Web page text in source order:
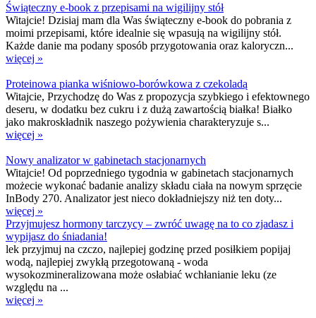
Świąteczny e-book z przepisami na wigilijny stół
Witajcie! Dzisiaj mam dla Was świąteczny e-book do pobrania z
moimi przepisami, które idealnie się wpasują na wigilijny stół.
Każde danie ma podany sposób przygotowania oraz kaloryczn...
więcej »
Proteinowa pianka wiśniowo-borówkowa z czekoladą
Witajcie, Przychodzę do Was z propozycja szybkiego i efektownego
deseru, w dodatku bez cukru i z dużą zawartością białka! Białko
jako makroskładnik naszego pożywienia charakteryzuje s...
więcej »
Nowy analizator w gabinetach stacjonarnych
Witajcie! Od poprzedniego tygodnia w gabinetach stacjonarnych
możecie wykonać badanie analizy składu ciała na nowym sprzęcie
InBody 270. Analizator jest nieco dokładniejszy niż ten doty...
więcej »
Przyjmujesz hormony tarczycy – zwróć uwagę na to co zjadasz i
wypijasz do śniadania!
lek przyjmuj na czczo, najlepiej godzinę przed posiłkiem popijaj
wodą, najlepiej zwykłą przegotowaną - woda
wysokozmineralizowana może osłabiać wchłanianie leku (ze
względu na ...
więcej »